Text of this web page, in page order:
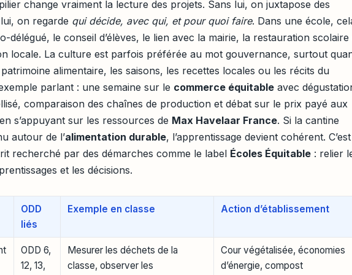
change vraiment la lecture des projets. Sans lui, on juxtapose des
on regarde qui décide, avec qui, et pour quoi faire. Dans une école,
délégué, le conseil d’élèves, le lien avec la mairie, la restauration
locale. La culture est parfois préférée au mot gouvernance, surtout
alimentaire, les saisons, les recettes locales ou les récits du
parlant : une semaine sur le commerce équitable avec
comparaison des chaînes de production et débat sur le prix payé aux
s’appuyant sur les ressources de Max Havelaar France. Si la cantine
autour de l’alimentation durable, l’apprentissage devient cohérent. C’est
recherché par des démarches comme le label Écoles Équitable : relier
et les décisions.
ODD
liés
Exemple en classe Action d’établissement
ODD 6,
12, 13,
Mesurer les déchets de la
classe, observer les
Cour végétalisée, économies
d’énergie, compost